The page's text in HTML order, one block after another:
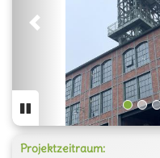
Previous
Projektzeitraum: